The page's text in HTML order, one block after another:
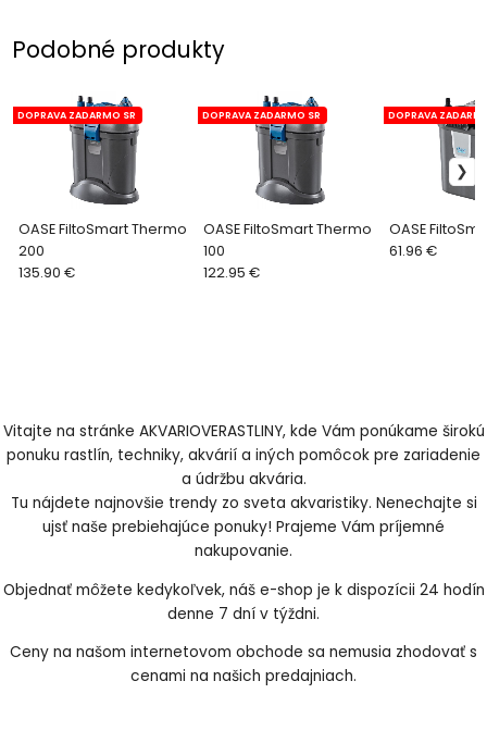
Podobné produkty
OASE FiltoSmart Thermo
200
DOPRAVA ZADARMO SR
135.90 €
OASE FiltoSmart Thermo
100
DOPRAVA ZADARMO SR
122.95 €
OASE
DOPRAVA
61.96 €
Vitajte na stránke AKVARIOVERASTLINY, kde Vám ponúkame širokú
ponuku rastlín, techniky, akvárií a iných pomôcok pre zariadenie
a údržbu akvária.
Tu nájdete najnovšie trendy zo sveta akvaristiky. Nenechajte si
ujsť naše prebiehajúce ponuky! Prajeme Vám príjemné
nakupovanie.
Objednať môžete kedykoľvek, náš e-shop je k dispozícii 24 hodín
denne 7 dní v týždni.
Ceny na našom internetovom obchode sa nemusia zhodovať s
cenami na našich predajniach.